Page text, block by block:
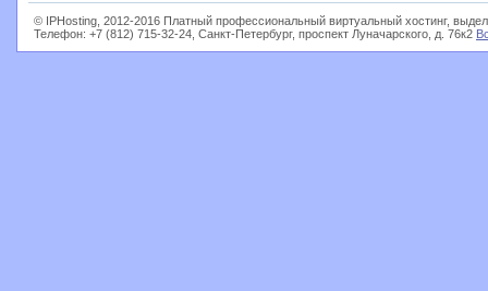
© IPHosting, 2012-2016 Платный профессиональный виртуальный хостинг,
Телефон: +7 (812) 715-32-24, Санкт-Петербург, проспект Луначарского, д. 76к2